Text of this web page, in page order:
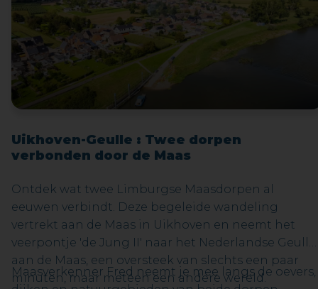
kneedbare waarheid nog iemand die wil strijden
voor de (echte) waarheid en rechtvaardigheid? Is
zelf in staat om die held te zijn? Of zijn er werkelijk
NO MORE HEROES?Bestel je tickets voor deze
exclusieve try-out nu!
Uikhoven-Geulle : Twee dorpen
verbonden door de Maas
Ontdek wat twee Limburgse Maasdorpen al
eeuwen verbindt. Deze begeleide wandeling
vertrekt aan de Maas in Uikhoven en neemt het
veerpontje 'de Jung II' naar het Nederlandse Geulle
aan de Maas, een oversteek van slechts een paar
minuten, maar meteen een andere wereld.
Maasverkenner Fred neemt je mee langs de oevers,